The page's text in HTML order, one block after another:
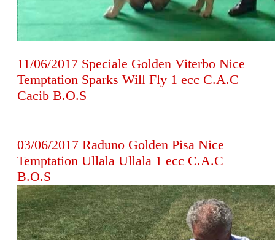
11/06/2017 Speciale Golden Viterbo Nice
Temptation Sparks Will Fly 1 ecc C.A.C
Cacib B.O.S
03/06/2017 Raduno Golden Pisa Nice
Temptation Ullala Ullala 1 ecc C.A.C
B.O.S